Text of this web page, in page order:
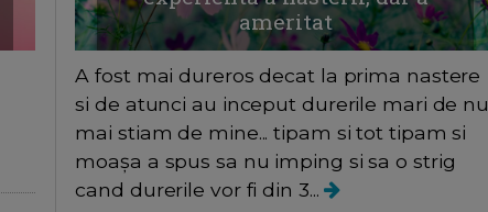
ameritat
A fost mai dureros decat la prima nastere
si de atunci au inceput durerile mari de nu
mai stiam de mine... tipam si tot tipam si
moașa a spus sa nu imping si sa o strig
cand durerile vor fi din 3...